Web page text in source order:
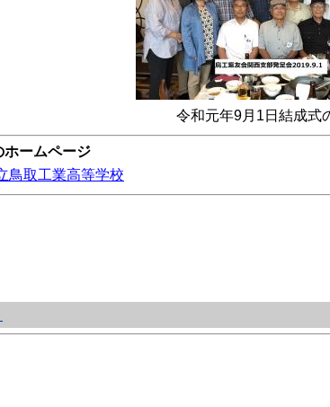
令和元年9月1日結成式
ホームページ
鳥取工業高等学校